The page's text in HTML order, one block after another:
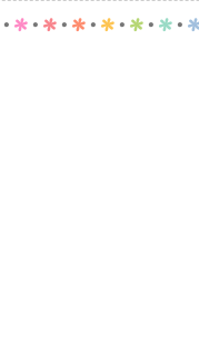
. p . p . p . p . p . p .